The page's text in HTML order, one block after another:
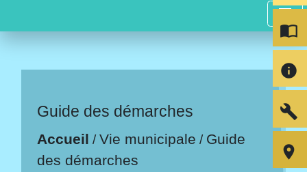
menu
Guide des démarches
Accueil /Vie municipale / Guide
des démarches
import_contacts
info
build
room